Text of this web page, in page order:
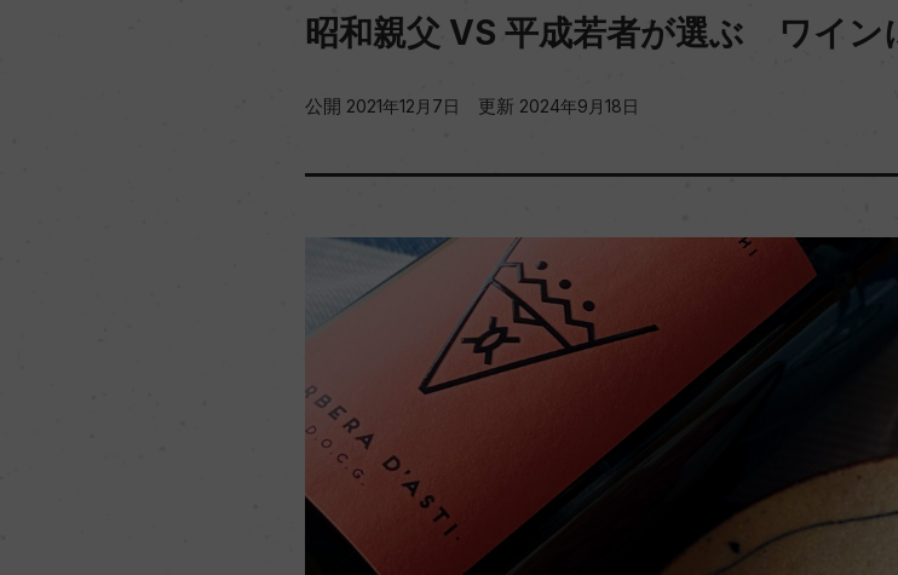
昭和親父 VS 平成若者が選ぶ ワイン
公開 2021年12月7日 更新 2024年9月18日